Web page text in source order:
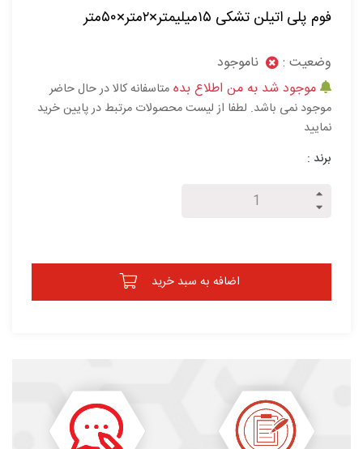
فوم پلی اتیلن تشکی ۱۵میلیمتر×۲متر×۵۰متر
وضعیت :
ناموجود
موجود شد به من اطلاع بده متاسفانه کالا در حال حاضر
موجود نمی باشد. لطفا از لیست محصولات مرتبط در پایین خرید
نمایید
برند :
اضافه به سبد خرید